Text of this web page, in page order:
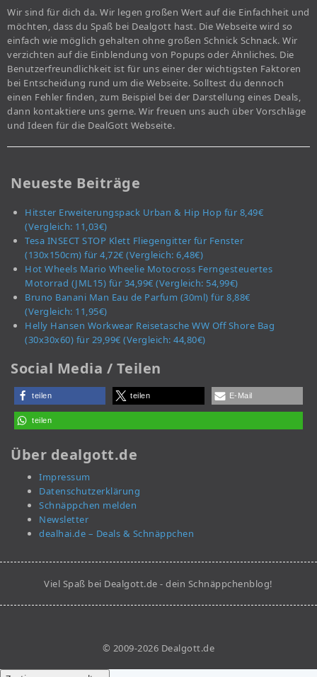
Wir sind für dich da. Wir legen großen Wert auf die Einfachheit und
möchten, dass du Spaß bei Dealgott hast. Die Webseite wird so
einfach wie möglich gehalten ohne großen Schnick Schnack. Wir
verzichten auf die Einblendung von Popups oder Ähnliches. Die
Benutzerfreundlichkeit ist für uns einer der wichtigsten Faktoren
bei Entscheidung rund um die Webseite. Solltest du dennoch
einen Fehler finden, zum Beispiel bei der Darstellung eines Deals,
dann kontaktiere uns gerne. Wir freuen uns auch über Vorschläge
und Ideen für die DealGott Webseite.
Neueste Beiträge
Hitster Erweiterungspack Urban & Hip Hop für 8,49€
(Vergleich: 11,03€)
Tesa INSECT STOP Klett Fliegengitter für Fenster
(130x150cm) für 4,72€ (Vergleich: 6,48€)
Hot Wheels Mario Wheelie Motocross Ferngesteuertes
Motorrad (JML15) für 34,99€ (Vergleich: 54,99€)
Bruno Banani Man Eau de Parfum (30ml) für 8,88€
(Vergleich: 11,95€)
Helly Hansen Workwear Reisetasche WW Off Shore Bag
(30x30x60) für 29,99€ (Vergleich: 44,80€)
Social Media / Teilen
teilen teilen E-Mail
teilen
Über dealgott.de
Impressum
Datenschutzerklärung
Schnäppchen melden
Newsletter
dealhai.de – Deals & Schnäppchen
Viel Spaß bei Dealgott.de - dein Schnäppchenblog!
© 2009-2026 Dealgott.de